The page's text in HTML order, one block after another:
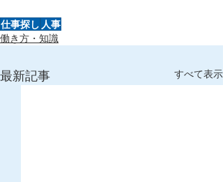
仕事探し 人事
働き方・知識
最新記事 すべて表示